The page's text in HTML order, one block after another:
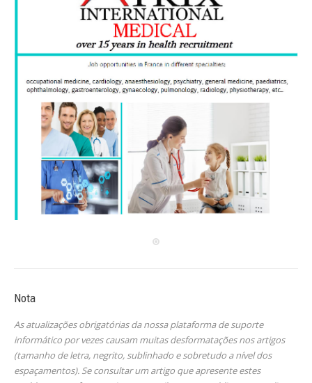
Nota
As atualizações obrigatórias da nossa plataforma de suporte
informático por vezes causam muitas desformatações nos artigos
(tamanho de letra, negrito, sublinhado e sobretudo a nível dos
espaçamentos). Se consultar um artigo que apresente estes